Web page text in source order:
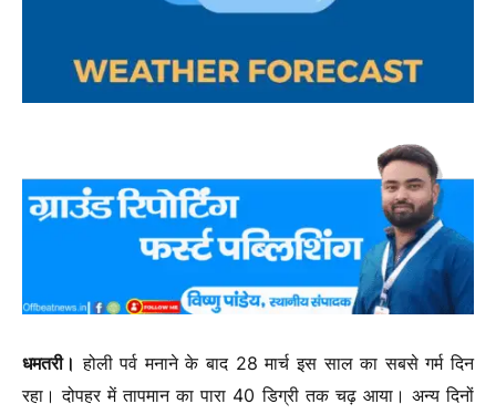
धमतरी। होली पर्व मनाने के बाद 28 मार्च इस साल का सबसे गर्म दिन
रहा। दोपहर में तापमान का पारा 40 डिग्री तक चढ़ आया। अन्य दिनों